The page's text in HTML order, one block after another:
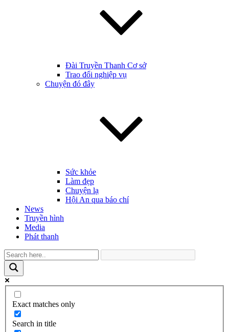
Đài Truyền Thanh Cơ sở
Trao đổi nghiệp vụ
Chuyện đó đây
Sức khỏe
Làm đẹp
Chuyện lạ
Hội An qua báo chí
News
Truyền hình
Media
Phát thanh
Exact matches only
Search in title